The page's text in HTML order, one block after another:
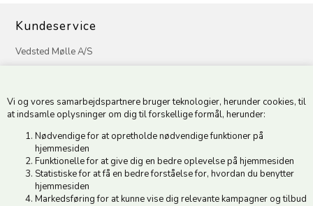
Vi og vores samarbejdspartnere bruger teknologier, herunder cookies, til
at indsamle oplysninger om dig til forskellige formål, herunder:
Nødvendige for at opretholde nødvendige funktioner på
hjemmesiden
Funktionelle for at give dig en bedre oplevelse på hjemmesiden
Statistiske for at få en bedre forståelse for, hvordan du benytter
hjemmesiden
Markedsføring for at kunne vise dig relevante kampagner og tilbud
Kundeservice
Vedsted Mølle A/S
CVR 49879415 Mailvedstedmoelle@post.tele.dk
Åbningstider: Man-Fre 9.00-17.00 | Middagslukket 12.00-12.30 |
Lørdag 9.00-12.00
Hold dig opdateret